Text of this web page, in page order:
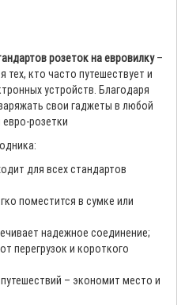
розеток на евровилку–
тех, кто часто путешествует и
устройств. Благодаря
свои гаджеты в любой
розетки
для всех стандартов
поместится в сумке или
надежное соединение;
перегрузок и короткого
– экономит место и